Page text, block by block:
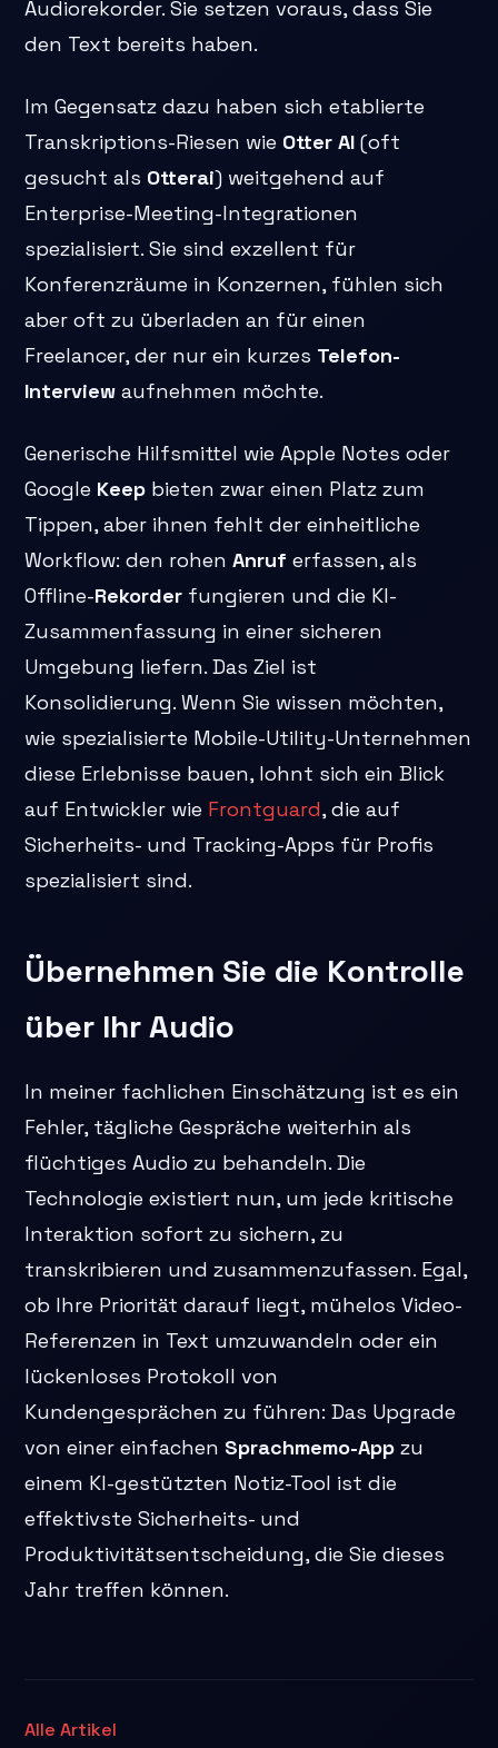
Audiorekorder. Sie setzen voraus, dass Sie
den Text bereits haben.
Im Gegensatz dazu haben sich etablierte
Transkriptions-Riesen wie Otter AI (oft
gesucht als Otterai) weitgehend auf
Enterprise-Meeting-Integrationen
spezialisiert. Sie sind exzellent für
Konferenzräume in Konzernen, fühlen sich
aber oft zu überladen an für einen
Freelancer, der nur ein kurzes Telefon-
Interview aufnehmen möchte.
Generische Hilfsmittel wie Apple Notes oder
Google Keep bieten zwar einen Platz zum
Tippen, aber ihnen fehlt der einheitliche
Workflow: den rohenAnruf erfassen, als
Offline-Rekorder fungieren und die KI-
Zusammenfassung in einer sicheren
Umgebung liefern. Das Ziel ist
Konsolidierung. Wenn Sie wissen möchten,
wie spezialisierte Mobile-Utility-Unternehmen
diese Erlebnisse bauen, lohnt sich ein Blick
auf Entwickler wie Frontguard, die auf
Sicherheits- und Tracking-Apps für Profis
spezialisiert sind.
Übernehmen Sie die Kontrolle
über Ihr Audio
In meiner fachlichen Einschätzung ist es ein
Fehler, tägliche Gespräche weiterhin als
flüchtiges Audio zu behandeln. Die
Technologie existiert nun, um jede kritische
Interaktion sofort zu sichern, zu
transkribieren und zusammenzufassen. Egal,
ob Ihre Priorität darauf liegt, mühelos Video-
Referenzen in Text umzuwandeln oder ein
lückenloses Protokoll von
Kundengesprächen zu führen: Das Upgrade
von einer einfachen Sprachmemo-App zu
einem KI-gestützten Notiz-Tool ist die
effektivste Sicherheits- und
Produktivitätsentscheidung, die Sie dieses
Jahr treffen können.
Alle Artikel